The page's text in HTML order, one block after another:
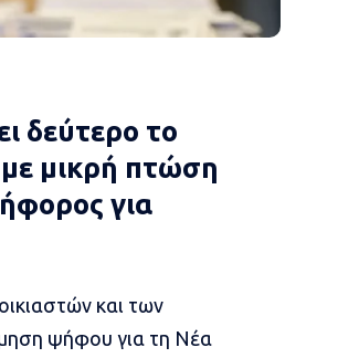
δεύτερο το
μικρή πτώση
για
και των
ψήφου για τη Νέα